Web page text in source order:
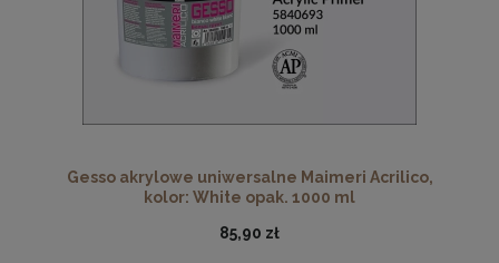
Gesso akrylowe uniwersalne Maimeri Acrilico,
kolor: White opak. 1000 ml
85,90 zł